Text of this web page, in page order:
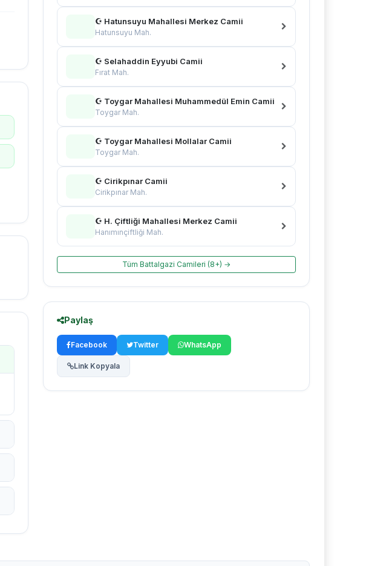
☪ Hatunsuyu Mahallesi Merkez Camii
Hatunsuyu Mah.
☪ Selahaddin Eyyubi Camii
Fırat Mah.
☪ Toygar Mahallesi Muhammedül Emin Camii
Toygar Mah.
☪ Toygar Mahallesi Mollalar Camii
Toygar Mah.
☪ Cirikpınar Camii
Cirikpınar Mah.
☪ H. Çiftliği Mahallesi Merkez Camii
Hanımınçiftliği Mah.
Tüm Battalgazi Camileri (8+) →
Paylaş
Facebook Twitter WhatsApp
Link Kopyala